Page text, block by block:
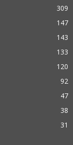
309
147
143
133
120
92
47
38
31